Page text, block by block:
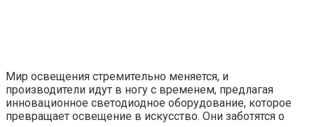
Мир освещения стремительно меняется, и
производители идут в ногу с временем, предлагая
инновационное светодиодное оборудование, которое
превращает освещение в искусство. Они заботятся о